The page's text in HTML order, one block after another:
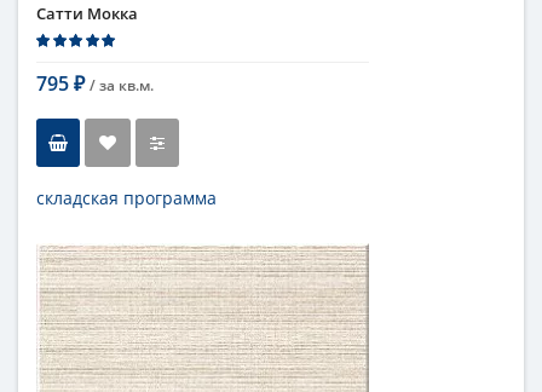
Сатти Мокка
795 ₽ / за кв.м.
складская программа
Длина
27,8 см
Высота
40,5 см
Цвет
темный,коричневый
Страна
Россия
Поверхность
матовая